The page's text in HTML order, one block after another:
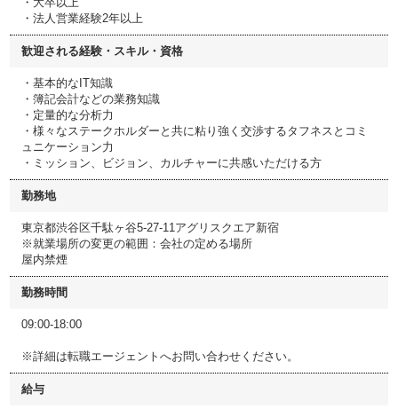
・法人営業経験2年以上
歓迎される経験・スキル・資格
・基本的なIT知識
・簿記会計などの業務知識
・定量的な分析力
・様々なステークホルダーと共に粘り強く交渉するタフネスとコミ
ュニケーション力
・ミッション、ビジョン、カルチャーに共感いただける方
勤務地
東京都渋谷区千駄ヶ谷5-27-11アグリスクエア新宿
※就業場所の変更の範囲：会社の定める場所
屋内禁煙
勤務時間
09:00-18:00
※詳細は転職エージェントへお問い合わせください。
給与